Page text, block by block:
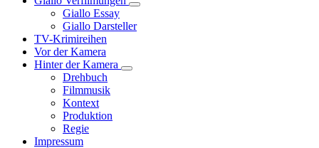
Unternavigation
Giallo
Giallo Essay
Giallo Darsteller
TV-Krimireihen
Vor der Kamera
Hinter der Kamera
Unternavigation
Drehbuch
Filmmusik
Kontext
Produktion
Regie
Impressum